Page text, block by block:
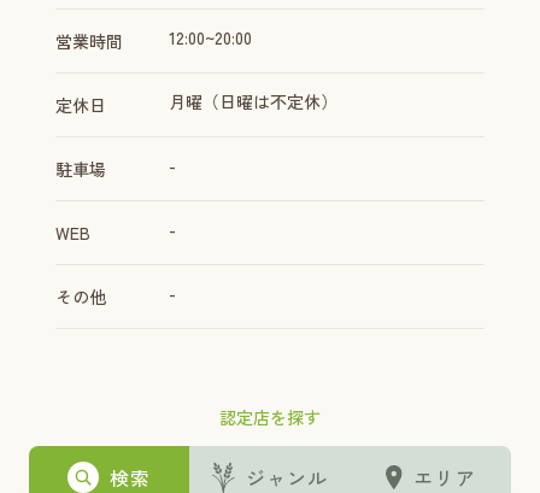
認定店を探す
検索 ジャンル エリア
営業時間 12:00~20:00
定休日 月曜（日曜は不定休）
駐車場 -
WEB -
その他 -